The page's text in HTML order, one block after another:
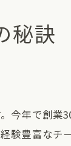
秘訣
今年で創業
験豊富なチ